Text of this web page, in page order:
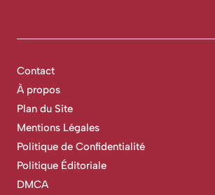
Contact
À propos
Plan du Site
Mentions Légales
Politique de Confidentialité
Politique Éditoriale
DMCA